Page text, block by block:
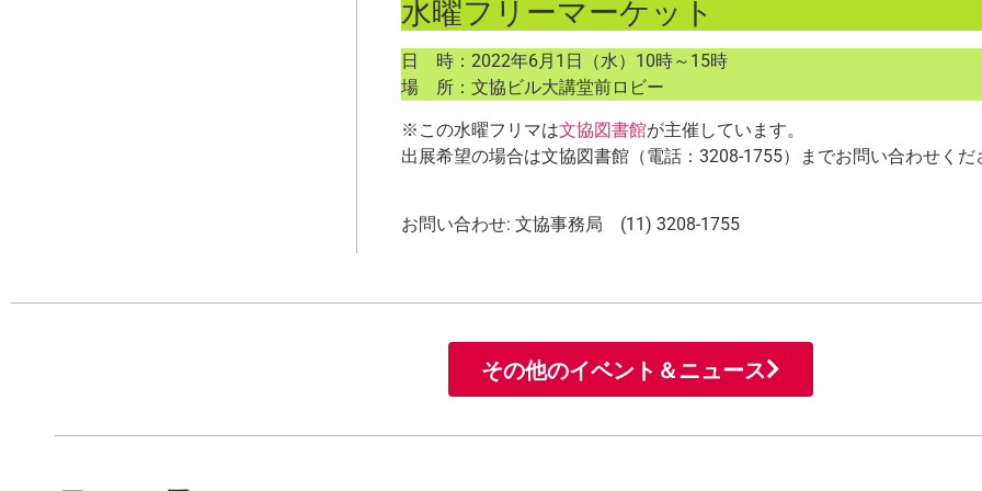
水曜フリーマーケット
日 時：2022年6月1日（水）10時～15時
場 所：文協ビル大講堂前ロビー
※この水曜フリマは文協図書館が主催しています。
出展希望の場合は文協図書館（電話：3208-1755）までお問い合わせくだ
お問い合わせ: 文協事務局 (11) 3208-1755
その他のイベント＆ニュース